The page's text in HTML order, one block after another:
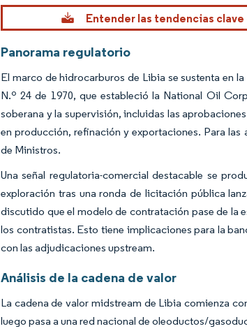
Imagen © Mordor Intelligence. El uso requiere atribución según CC
Entender las tendencias
Panorama regulatorio
El marco de hidrocarburos de Libia se sustenta en
N.º 24 de 1970, que estableció la National Oil
soberana y la supervisión, incluidas las
en producción, refinación y exportaciones. Para
de Ministros.
Una señal regulatoria-comercial destacable se
exploración tras una ronda de licitación pública
discutido que el modelo de contratación pase de la
los contratistas. Esto tiene implicaciones para la
con las adjudicaciones upstream.
Análisis de la cadena de valor
La cadena de valor midstream de Libia comienza
luego pasa a una red nacional de oleoductos/